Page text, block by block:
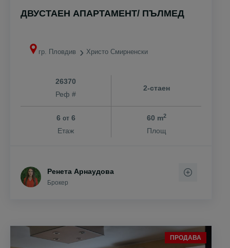
ДВУСТАЕН АПАРТАМЕНТ/ ПЪЛМЕД
гр. Пловдив Христо Смирненски
26370
Реф #
2-стаен
6 от6
Етаж
60 m2
Площ
Ренета Арнаудова
Брокер
ПРОДАВА